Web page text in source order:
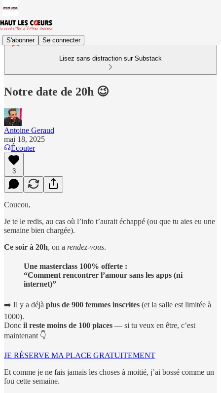
S'abonner Se connecter
Lisez sans distraction sur Substack
Notre date de 20h 😉
Antoine Geraud
mai 18, 2025
Écouter
3
Coucou,
Je te le redis, au cas où l’info t’aurait échappé (ou que tu aies eu une
semaine bien chargée).
Ce soir à 20h, on a rendez-vous.
Une masterclass 100% offerte :
“Comment rencontrer l’amour sans les apps (ni
internet)”
➡️ Il y a déjà plus de 900 femmes inscrites (et la salle est limitée à
1000).
Donc il reste moins de 100 places — si tu veux en être, c’est
maintenant 👇
JE RÉSERVE MA PLACE GRATUITEMENT
Et comme je ne fais jamais les choses à moitié, j’ai bossé comme un
fou cette semaine.